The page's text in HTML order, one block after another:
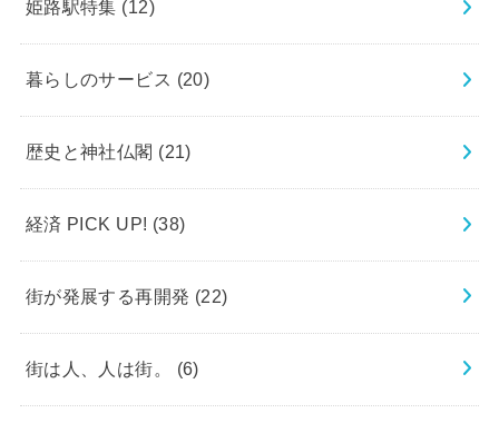
姫路駅特集 (12)
暮らしのサービス (20)
歴史と神社仏閣 (21)
経済 PICK UP! (38)
街が発展する再開発 (22)
街は人、人は街。 (6)